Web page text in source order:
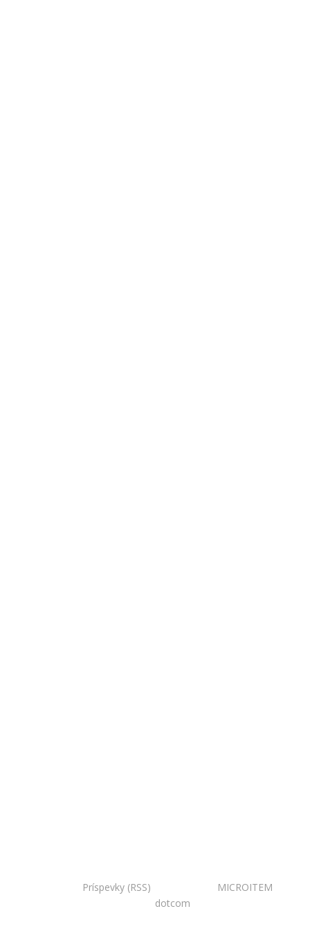
Príspevky (RSS) MICROITEM
dotcom